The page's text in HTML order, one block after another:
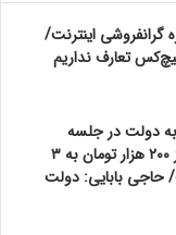
گرانفروشی اینترنت/
تعارف نداریم
دولت در جلسه
وبیناری/ یک ورق قرص از ۲۰۰ هزار تومان به ۳
حاجی بابایی: دولت